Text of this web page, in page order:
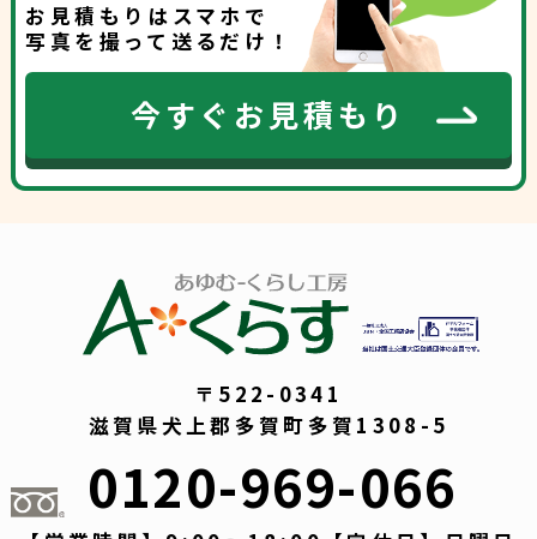
お見積もりはスマホで
写真を撮って送るだけ！
今すぐお見積もり
〒522-0341
滋賀県犬上郡多賀町多賀1308-5
0120-969-066